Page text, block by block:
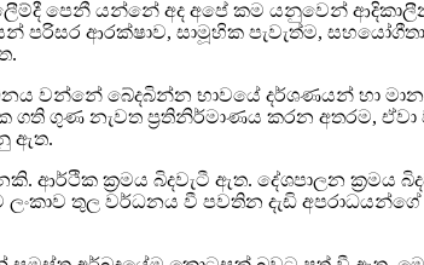
පෙනී යන්නේ අද අපේ කම යනුවෙන්
පරිසර ආරක්ෂාව, සාමූහික පැවැත්ම,
වන්නේ බේදබින්න භාවයේ දර්ශණයන් හා
ගුණ නැවත ප‍්‍රතිනිර්මාණය කරන අතරම,
ඇත.
ආර්ථික ක‍්‍රමය බිදවැටී ඇත. දේශපාලන ක‍්‍රමය
ලංකාව තුල වර්ධනය වී පවතින දැඩි